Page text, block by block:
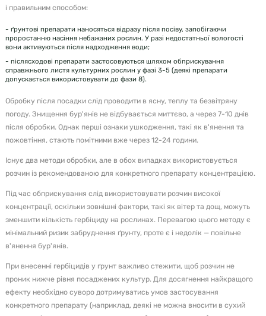
і правильним способом:
- ґрунтові препарати наносяться відразу після посіву, запобігаючи
проростанню насіння небажаних рослин. У разі недостатньої вологості
вони активуються після надходження води;
- післясходові препарати застосовуються шляхом обприскування
справжнього листя культурних рослин у фазі 3-5 (деякі препарати
допускається використовувати до фази 8).
Обробку після посадки слід проводити в ясну, теплу та безвітряну
погоду. Знищення бур'янів не відбувається миттєво, а через 7-10 днів
після обробки. Однак перші ознаки ушкодження, такі як в'янення та
пожовтіння, стають помітними вже через 12-24 години.
Існує два методи обробки, але в обох випадках використовується
розчин із рекомендованою для конкретного препарату концентрацією.
Під час обприскування слід використовувати розчин високої
концентрації, оскільки зовнішні фактори, такі як вітер та дощ, можуть
зменшити кількість гербіциду на рослинах. Перевагою цього методу є
мінімальний ризик забруднення ґрунту, проте є і недолік — повільне
в'янення бур'янів.
При внесенні гербіцидів у ґрунт важливо стежити, щоб розчин не
проник нижче рівня посаджених культур. Для досягнення найкращого
ефекту необхідно суворо дотримуватись умов застосування
конкретного препарату (наприклад, деякі не можна вносити в сухий